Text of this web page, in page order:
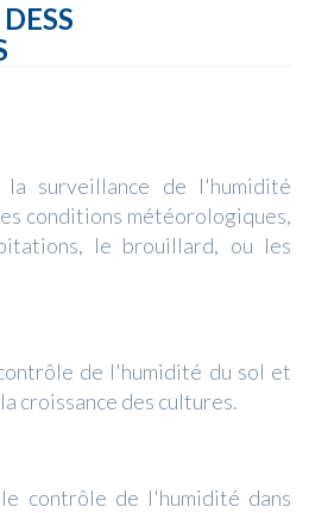
la surveillance de l'humidité
conditions météorologiques,
le brouillard, ou les
de l'humidité du sol et
croissance des cultures.
contrôle de l'humidité dans